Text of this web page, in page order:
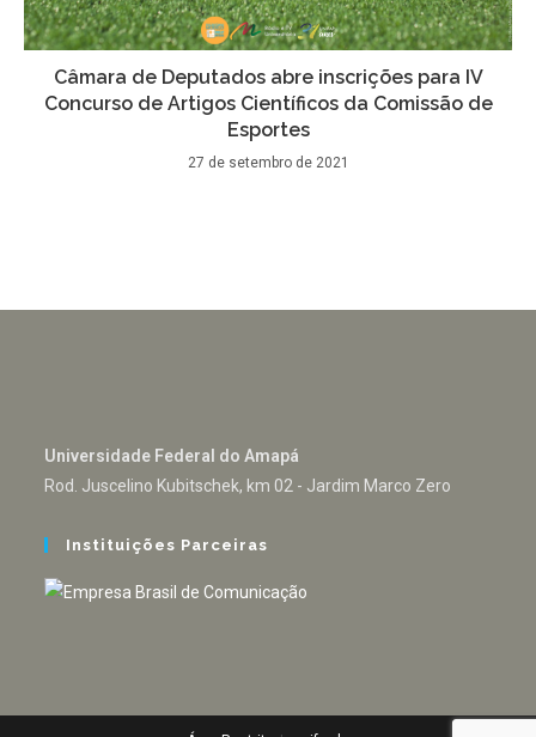
Câmara de Deputados abre inscrições para IV
Concurso de Artigos Científicos da Comissão de
Esportes
27 de setembro de 2021
Universidade Federal do Amapá
Rod. Juscelino Kubitschek, km 02 - Jardim Marco Zero
Instituições Parceiras